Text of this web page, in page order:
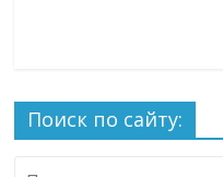
Поиск по сайту: